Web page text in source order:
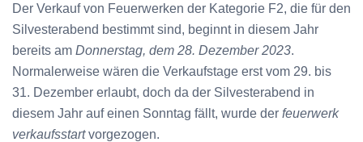
Der Verkauf von Feuerwerken der Kategorie F2, die für den
Silvesterabend bestimmt sind, beginnt in diesem Jahr
bereits am Donnerstag, dem 28. Dezember 2023.
Normalerweise wären die Verkaufstage erst vom 29. bis
31. Dezember erlaubt, doch da der Silvesterabend in
diesem Jahr auf einen Sonntag fällt, wurde der feuerwerk
verkaufsstartvorgezogen.